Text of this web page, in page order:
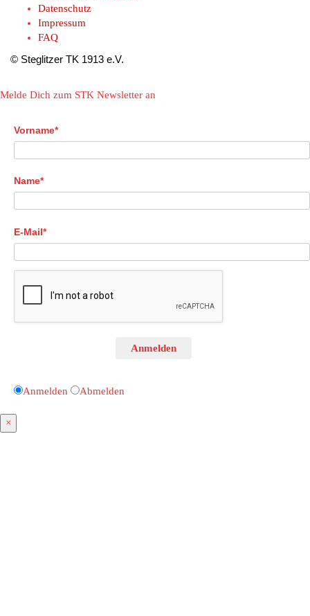
Datenschutz
Impressum
FAQ
© Steglitzer TK 1913 e.V.
Melde Dich zum STK Newsletter an
Vorname*
Name*
E-Mail*
Anmelden
Anmelden Abmelden
×